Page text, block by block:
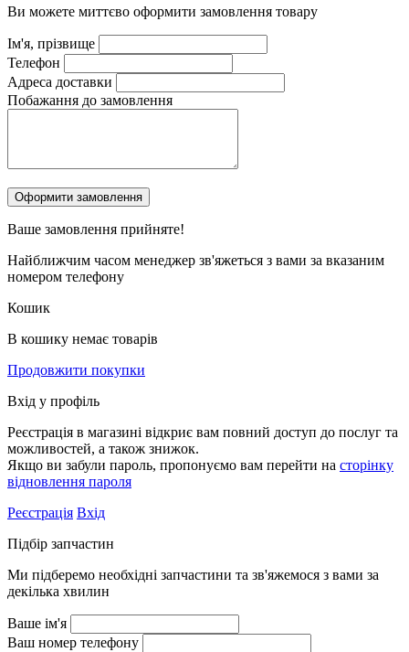
Ви можете миттєво оформити замовлення товару
Ім'я, прізвище
Телефон
Адреса доставки
Побажання до замовлення
Ваше замовлення прийняте!
Найближчим часом менеджер зв'яжеться з вами за вказаним
номером телефону
Кошик
В кошику немає товарів
Продовжити покупки
Вхід у профіль
Реєстрація в магазині відкриє вам повний доступ до послуг та
можливостей, а також знижок.
Якщо ви забули пароль, пропонуємо вам перейти на сторінку
відновлення пароля
Реєстрація Вхід
Підбір запчастин
Ми підберемо необхідні запчастини та зв'яжемося з вами за
декілька хвилин
Ваше ім'я
Ваш номер телефону